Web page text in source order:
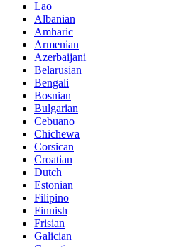
Lao
Albanian
Amharic
Armenian
Azerbaijani
Belarusian
Bengali
Bosnian
Bulgarian
Cebuano
Chichewa
Corsican
Croatian
Dutch
Estonian
Filipino
Finnish
Frisian
Galician